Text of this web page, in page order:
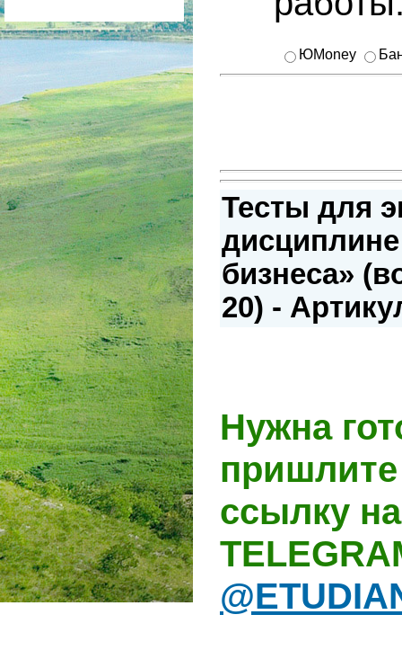
ЮMoney
Тесты для
бизнеса»
20) -
Нужна
ссылку